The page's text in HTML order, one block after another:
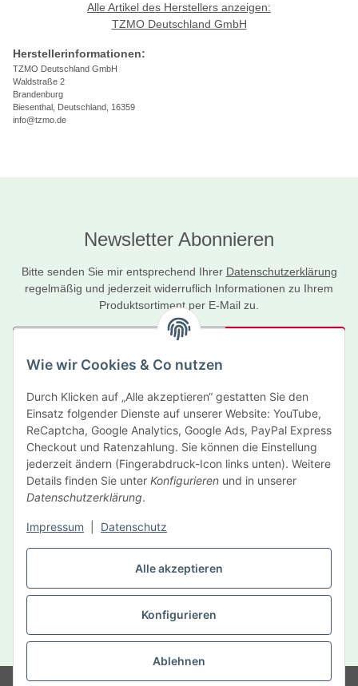
Alle akzeptieren
Konfigurieren
Ablehnen
Wie wir Cookies & Co nutzen
Durch Klicken auf „Alle akzeptieren“ gestatten Sie den
Einsatz folgender Dienste auf unserer Website: YouTube,
ReCaptcha, Google Analytics, Google Ads, PayPal Express
Checkout und Ratenzahlung. Sie können die Einstellung
jederzeit ändern (Fingerabdruck-Icon links unten). Weitere
Details finden Sie unter Konfigurieren und in unserer
Datenschutzerklärung.
Impressum Datenschutz
Alle Artikel des Herstellers anzeigen:
TZMO Deutschland GmbH
Herstellerinformationen:
TZMO Deutschland GmbH
Waldstraße 2
Brandenburg
Biesenthal, Deutschland, 16359
info@tzmo.de
Newsletter Abonnieren
Bitte senden Sie mir entsprechend Ihrer Datenschutzerklärung
regelmäßig und jederzeit widerruflich Informationen zu Ihrem
Produktsortiment per E-Mail zu.
Newsletter Abonnieren
Informationen
Gesetzliche Informationen
Hersteller
Vertrag widerrufen
* Alle Preise inkl. gesetzlicher USt., zzgl.Versand